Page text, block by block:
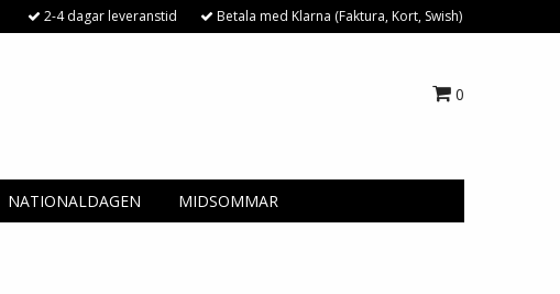
2-4 dagar leveranstid Betala med Klarna (Faktura, Kort, Swish)
0
NATIONALDAGEN MIDSOMMAR